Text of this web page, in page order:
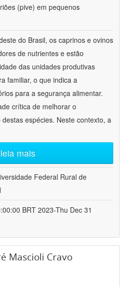
(pive) em pequenos
do Brasil, os caprinos e ovinos
de nutrientes e estão
das unidades produtivas
familiar, o que indica a
para a segurança alimentar.
crítica de melhorar o
espécies. Neste contexto, a
leia mais
Federal Rural de
BRT 2023-Thu Dec 31
Mascioli Cravo